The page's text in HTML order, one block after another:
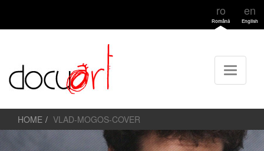
ro
Română
en
English
HOME VLAD-MOGOS-COVER